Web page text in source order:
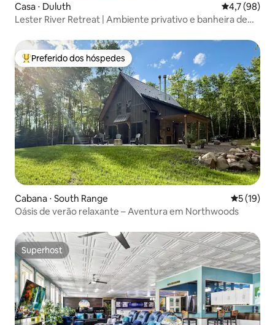
Casa ⋅ Duluth 4,7 de uma
4,7 (98)
Lester River Retreat | Ambiente privativo e banheira de
Entre os melhores preferidos dos hóspedes
Preferido dos hóspedes
Cabana ⋅ South Range 5 de uma
5 (19)
Oásis de verão relaxante – Aventura em Northwoods
Superhost
Superhost